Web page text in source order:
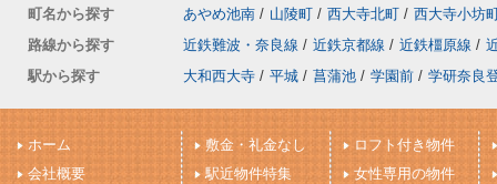
町名から探す
あやめ池南 / 山陵町 / 西大寺北町 / 西大寺小坊
路線から探す
近鉄難波・奈良線 / 近鉄京都線 / 近鉄橿原線 /
駅から探す
大和西大寺 / 平城 / 菖蒲池 / 学園前 / 学研奈良
ホーム
会社概要
敷金・礼金なし
駅近物件特集
ロフト付き物件
女性専用の物件